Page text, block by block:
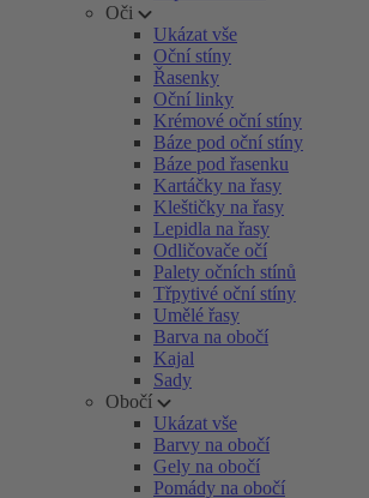
Oči
Ukázat vše
Oční stíny
Řasenky
Oční linky
Krémové oční stíny
Báze pod oční stíny
Báze pod řasenku
Kartáčky na řasy
Kleštičky na řasy
Lepidla na řasy
Odličovače očí
Palety očních stínů
Třpytivé oční stíny
Umělé řasy
Barva na obočí
Kajal
Sady
Obočí
Ukázat vše
Barvy na obočí
Gely na obočí
Pomády na obočí